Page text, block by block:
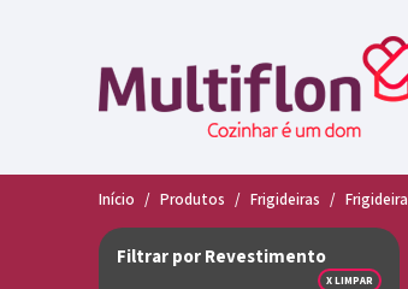
Início / Produtos / Frigideiras / Frigideira
Filtrar por Revestimento
X LIMPAR